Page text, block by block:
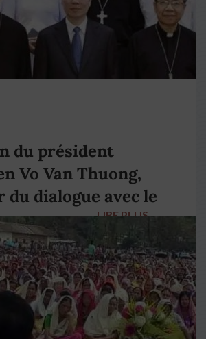
du président
Vo Van Thuong,
du dialogue avec le
LIRE PLUS →